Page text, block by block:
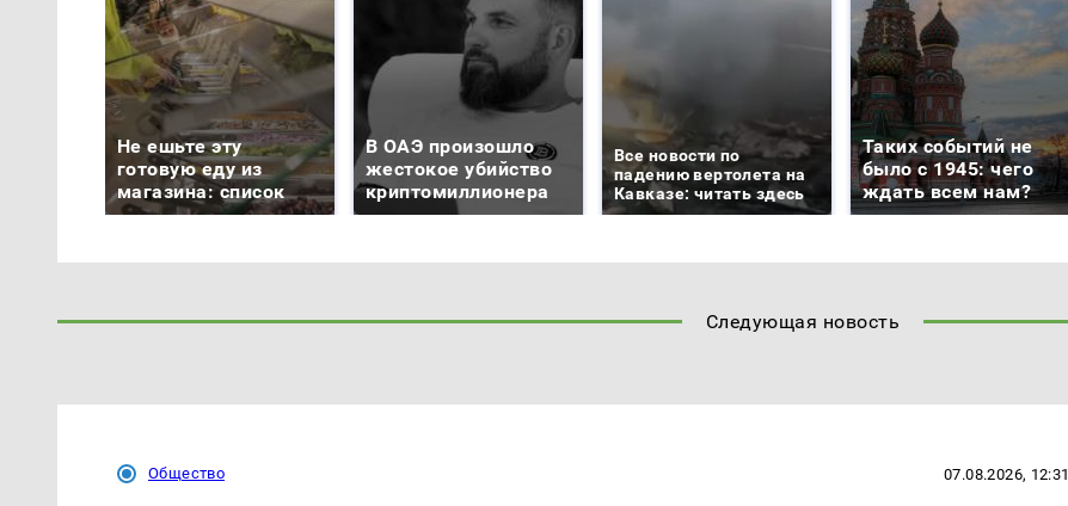
Не ешьте эту
готовую еду из
магазина: список
В ОАЭ произошло
жестокое убийство
криптомиллионера
Все новости по
падению вертолета на
Кавказе: читать здесь
Таких событий не
было с 1945: чего
ждать всем нам?
Следующая новость
Общество 07.08.2026, 12:31